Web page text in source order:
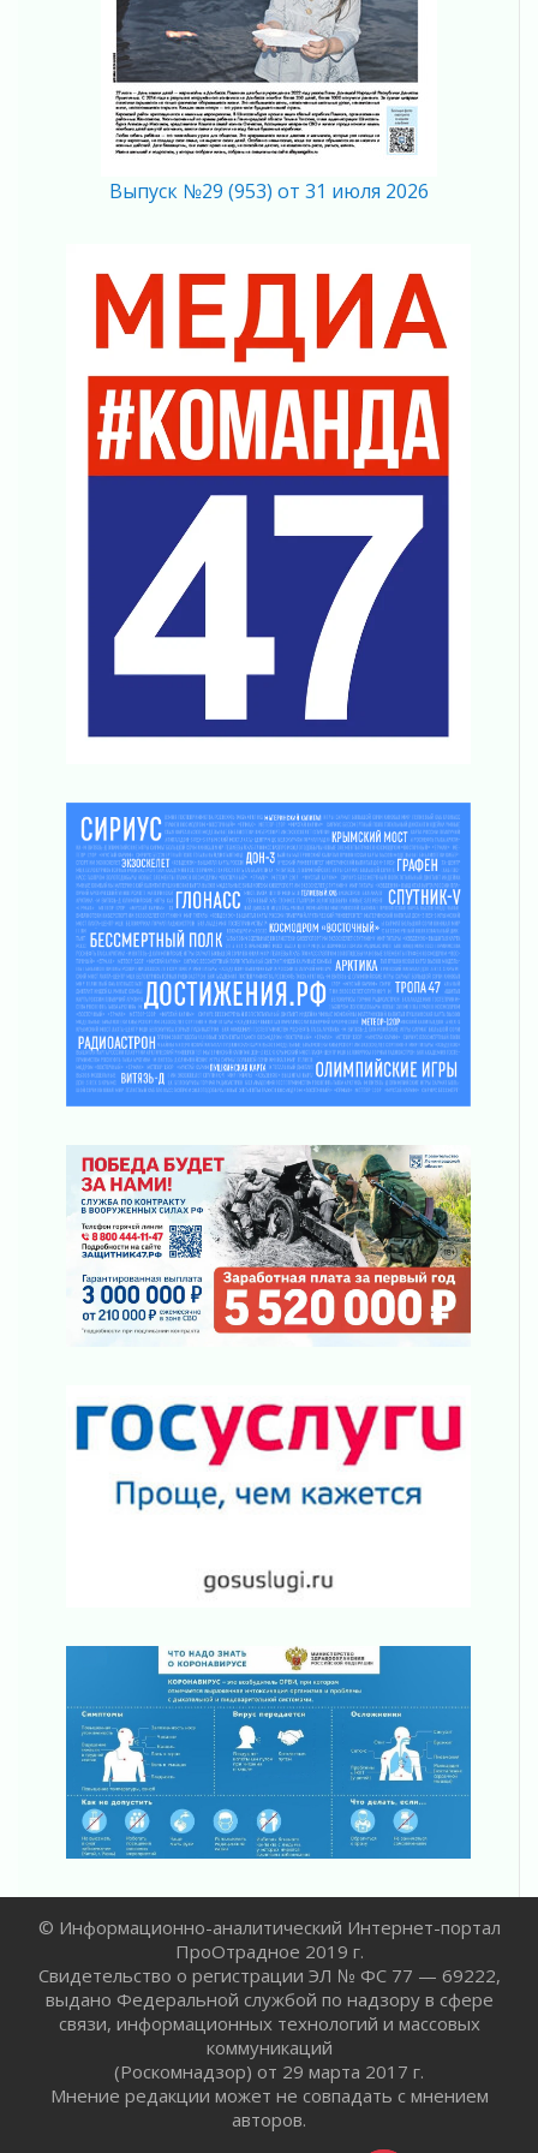
02 августа 2026
Пропавшего подростка нашли в Кировском
районе Ленобласти
02 августа 2026
Жителям Ленобласти напомнили, как
02 августа 2026
02 августа 2026
Готовность №1
02 августа 2026
Километровые столбы «Дороги жизни»
отправили на реставрацию
02 августа 2026
Ленобласть внедрила передовую подготовку
операторов БПЛА
В Ивангороде появилась «Избушка-
02 августа 2026
Юхла, мука, кантеле и Водяной
01 августа 2026
Лето катится с горки
Лето без гаджетов
01 августа 2026
Болезнь девственниц и вампиров
01 августа 2026
Безмолвный крик о помощи
01 августа 2026
В музей всей семьёй
01 августа 2026
Без заявлений и очередей
01 августа 2026
Не женское это дело...уверены?
Все силы в кулак
01 августа 2026
Айда на пляж!
01 августа 2026
Один в поле — не воин
01 августа 2026
Пик топливного кризиса в регионе прошёл
31 июля 2026
Ленинградцы — бойцам «Барс-Ленинградец»
Маршрутами будущего — к заветной цели
31 июля 2026
С рабочим визитом
В Шлиссельбурге прошла акция «Белый
кораблик Памяти»
31 июля 2026
Новые возможности для творчества
31 июля 2026
31 июля 2026
От инженера-создателя к волонтёрам
«Созидателям»
31 июля 2026
Генеральная репетиция векового юбилея
31 июля 2026
Открытое сердце и стремление делать добро
31 июля 2026
Давайте разберемся!
Выпуск №29 (953) от 31 июля 2026
© Информационно-аналитический Интернет-портал
ПроОтрадное 2019 г.
Свидетельство о регистрации ЭЛ № ФС 77 — 69222,
выдано Федеральной службой по надзору в сфере
связи, информационных технологий и массовых
коммуникаций
(Роскомнадзор) от 29 марта 2017 г.
Мнение редакции может не совпадать с мнением
авторов.